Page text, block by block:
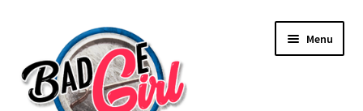
la
navigation
contenu
Menu